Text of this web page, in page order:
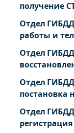
получение
Отдел
работы и
Отдел
Отдел
постановка
Отдел
регистрация